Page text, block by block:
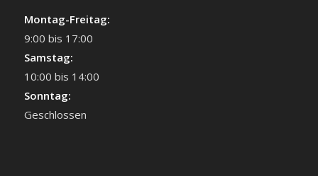
Montag-Freitag:
9:00 bis 17:00
Samstag:
10:00 bis 14:00
Sonntag:
Geschlossen